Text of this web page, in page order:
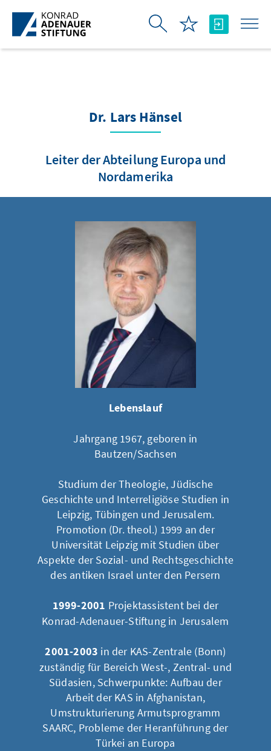
Skip to Main Content
Dr. Lars Hänsel
Leiter der Abteilung Europa und
Nordamerika
Lebenslauf
Jahrgang 1967, geboren in
Bautzen/Sachsen
Studium der Theologie, Jüdische
Geschichte und Interreligiöse Studien in
Leipzig, Tübingen und Jerusalem.
Promotion (Dr. theol.) 1999 an der
Universität Leipzig mit Studien über
Aspekte der Sozial- und Rechtsgeschichte
des antiken Israel unter den Persern
1999-2001 Projektassistent bei der
Konrad-Adenauer-Stiftung in Jerusalem
2001-2003 in der KAS-Zentrale (Bonn)
zuständig für Bereich West-, Zentral- und
Südasien, Schwerpunkte: Aufbau der
Arbeit der KAS in Afghanistan,
Umstrukturierung Armutsprogramm
SAARC, Probleme der Heranführung der
Türkei an Europa